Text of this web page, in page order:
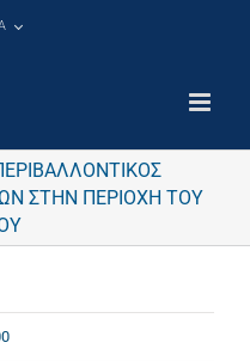
ΣΤΗΝ ΠΕΡΙΟΧΗ ΤΟΥ